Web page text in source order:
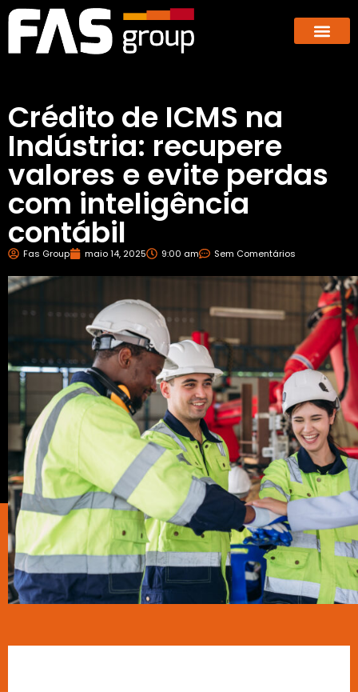
Crédito de ICMS na
Indústria: recupere
valores e evite perdas
com inteligência
contábil
Fas Group maio 14, 2025 9:00 am Sem Comentários